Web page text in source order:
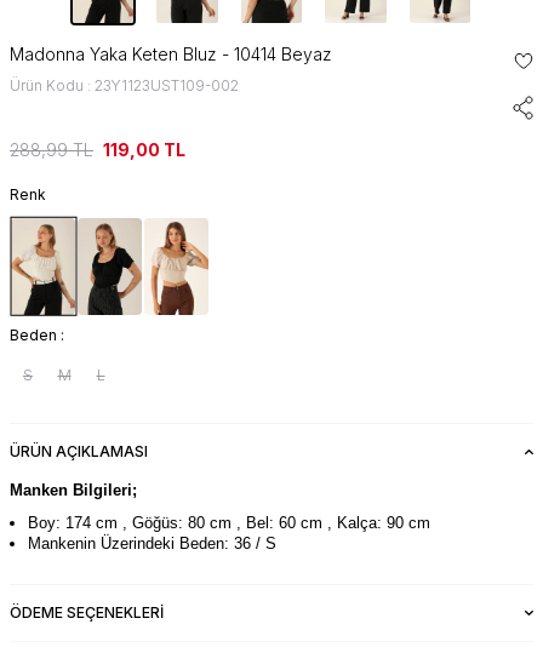
Madonna Yaka Keten Bluz - 10414 Beyaz
Ürün Kodu : 23Y1123UST109-002
288,99TL 119,00 TL
Renk
Beden :
S M L
ÜRÜN AÇIKLAMASI
Manken Bilgileri;
Boy: 174 cm , Göğüs: 80 cm , Bel: 60 cm , Kalça: 90 cm
Mankenin Üzerindeki Beden: 36 / S
ÖDEME SEÇENEKLERI